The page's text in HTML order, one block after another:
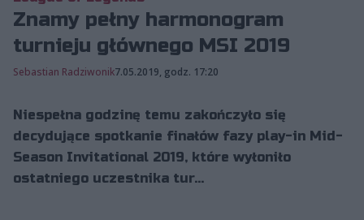
Znamy pełny harmonogram
turnieju głównego MSI 2019
Sebastian Radziwonik7.05.2019, godz. 17:20
Niespełna godzinę temu zakończyło się
decydujące spotkanie finałów fazy play-in Mid-
Season Invitational 2019, które wyłoniło
ostatniego uczestnika tur...